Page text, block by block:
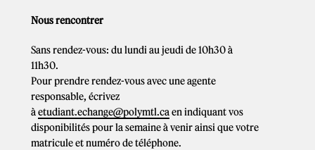
Nous rencontrer
Sans rendez-vous: du lundi au jeudi de 10h30 à
11h30.
Pour prendre rendez-vous avec une agente
responsable, écrivez
à etudiant.echange@polymtl.ca en indiquant vos
disponibilités pour la semaine à venir ainsi que votre
matricule et numéro de téléphone.